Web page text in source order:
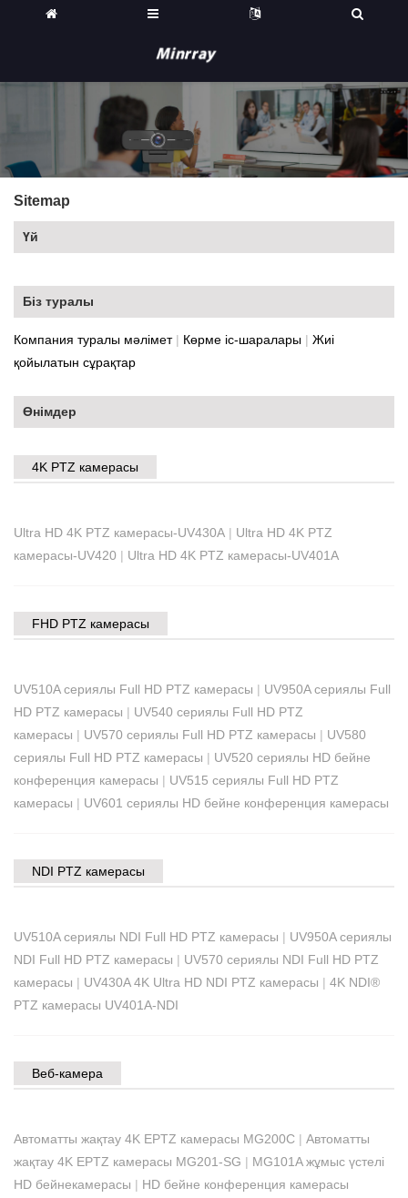
Sitemap
Үй
Біз туралы
Компания туралы мәлімет| Көрме іс-шаралары | Жиі
қойылатын сұрақтар
Өнімдер
4K PTZ камерасы
Ultra HD 4K PTZ камерасы-UV430A | Ultra HD 4K PTZ
камерасы-UV420 | Ultra HD 4K PTZ камерасы-UV401A
FHD PTZ камерасы
UV510A сериялы Full HD PTZ камерасы | UV950A сериялы Full
HD PTZ камерасы | UV540 сериялы Full HD PTZ
камерасы | UV570 сериялы Full HD PTZ камерасы | UV580
сериялы Full HD PTZ камерасы | UV520 сериялы HD бейне
конференция камерасы | UV515 сериялы Full HD PTZ
камерасы | UV601 сериялы HD бейне конференция камерасы
NDI PTZ камерасы
UV510A сериялы NDI Full HD PTZ камерасы | UV950A сериялы
NDI Full HD PTZ камерасы | UV570 сериялы NDI Full HD PTZ
камерасы | UV430A 4K Ultra HD NDI PTZ камерасы | 4K NDI®
PTZ камерасы UV401A-NDI
Веб-камера
Автоматты жақтау 4K EPTZ камерасы MG200C | Автоматты
жақтау 4K EPTZ камерасы MG201-SG | MG101A жұмыс үстелі
HD бейнекамерасы | HD бейне конференция камерасы